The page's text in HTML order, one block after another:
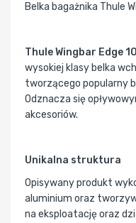
Belka bagażnika Thule
Thule Wingbar Edge
wysokiej klasy belka
tworzącego popularny
Odznacza się
akcesoriów.
Unikalna struktura
Opisywany produkt
aluminium oraz
na eksploatację oraz